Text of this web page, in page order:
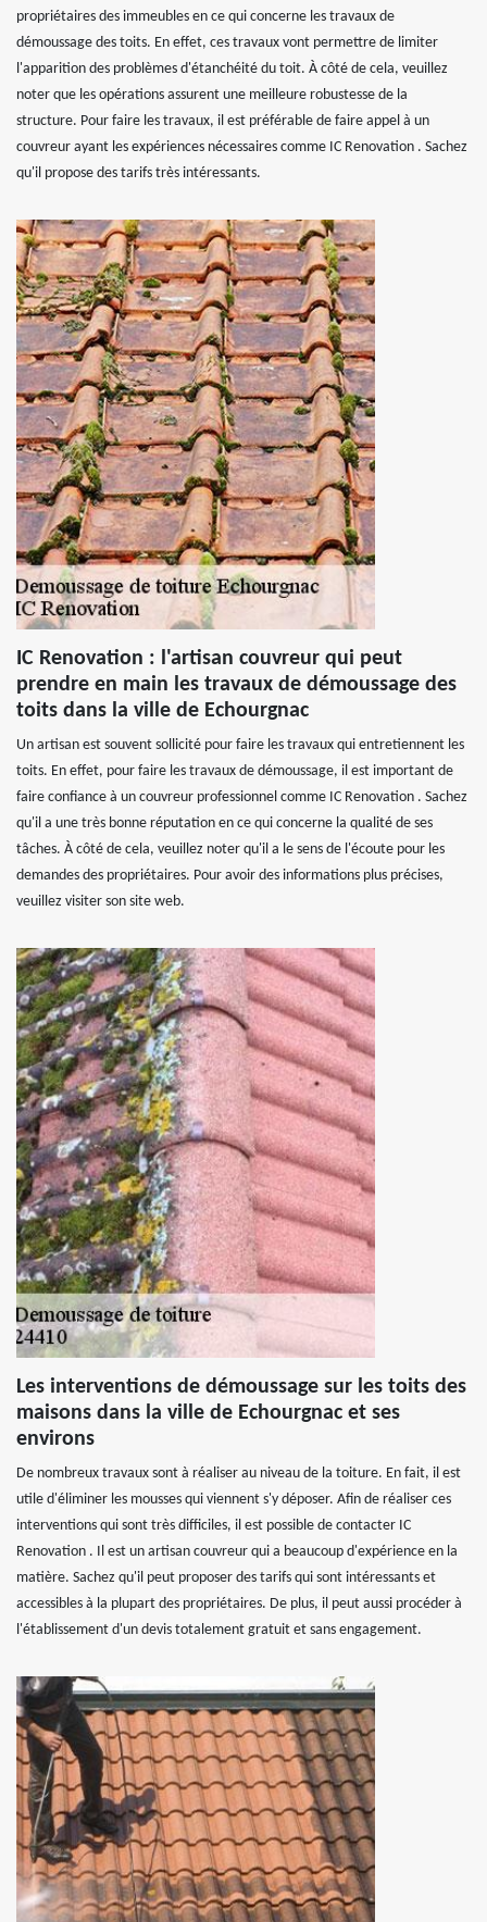
propriétaires des immeubles en ce qui concerne les travaux de
démoussage des toits. En effet, ces travaux vont permettre de limiter
l'apparition des problèmes d'étanchéité du toit. À côté de cela, veuillez
noter que les opérations assurent une meilleure robustesse de la
structure. Pour faire les travaux, il est préférable de faire appel à un
couvreur ayant les expériences nécessaires comme IC Renovation . Sachez
qu'il propose des tarifs très intéressants.
IC Renovation : l'artisan couvreur qui peut
prendre en main les travaux de démoussage des
toits dans la ville de Echourgnac
Un artisan est souvent sollicité pour faire les travaux qui entretiennent les
toits. En effet, pour faire les travaux de démoussage, il est important de
faire confiance à un couvreur professionnel comme IC Renovation . Sachez
qu'il a une très bonne réputation en ce qui concerne la qualité de ses
tâches. À côté de cela, veuillez noter qu'il a le sens de l'écoute pour les
demandes des propriétaires. Pour avoir des informations plus précises,
veuillez visiter son site web.
Les interventions de démoussage sur les toits des
maisons dans la ville de Echourgnac et ses
environs
De nombreux travaux sont à réaliser au niveau de la toiture. En fait, il est
utile d'éliminer les mousses qui viennent s'y déposer. Afin de réaliser ces
interventions qui sont très difficiles, il est possible de contacter IC
Renovation . Il est un artisan couvreur qui a beaucoup d'expérience en la
matière. Sachez qu'il peut proposer des tarifs qui sont intéressants et
accessibles à la plupart des propriétaires. De plus, il peut aussi procéder à
l'établissement d'un devis totalement gratuit et sans engagement.